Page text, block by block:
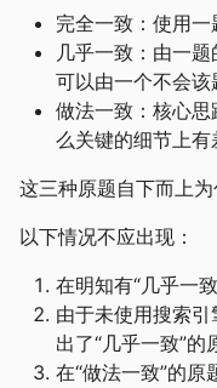
完全一致：使用一
几乎一致：由一
可以由一个不会该
做法一致：核心
么关键的细节上有
这三种原题自下而上为
以下情况不应出现：
在明知有“几乎一
由于未使用搜索
出了“几乎一致”的
在“做法一致”的